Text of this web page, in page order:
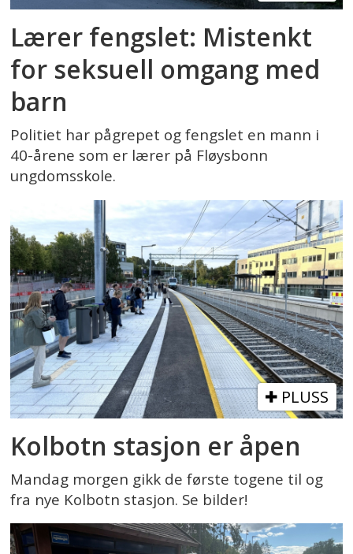
Lærer fengslet: Mistenkt
for seksuell omgang med
barn
Politiet har pågrepet og fengslet en mann i
40-årene som er lærer på Fløysbonn
ungdomsskole.
PLUSS
Kolbotn stasjon er åpen
Mandag morgen gikk de første togene til og
fra nye Kolbotn stasjon. Se bilder!